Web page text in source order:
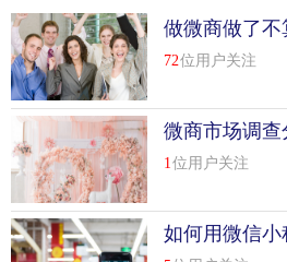
top8 零食微商能不能赚钱?零
想微商怎么做，我就说说自己的
候心里真的很兴奋，毕竟是自己
的。可是当做了一段时间才发现
失了。取而代之是心灰意冷。每
下来晚上睡觉闭上眼全是这些东
了，可是就是一点成绩都没有，
了。真的。可是当自己静下来的
做微商做了不
72位用户关注
微商市场调
在哪里
1 位用户关注
如何用微信小